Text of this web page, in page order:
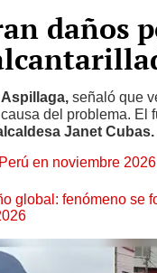
daños
señaló que
del problema. El
Janet Cubas.
en noviembre
global: fenómeno se